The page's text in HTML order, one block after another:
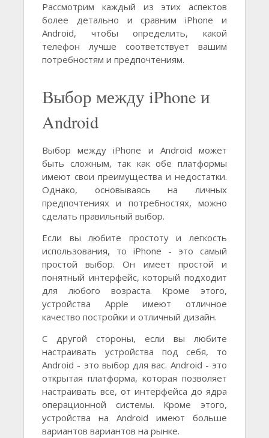
Рассмотрим каждый из этих аспектов
более детально и сравним iPhone и
Android, чтобы определить, какой
телефон лучше соответствует вашим
потребностям и предпочтениям.
Выбор между iPhone и
Android
Выбор между iPhone и Android может
быть сложным, так как обе платформы
имеют свои преимущества и недостатки.
Однако, основываясь на личных
предпочтениях и потребностях, можно
сделать правильный выбор.
Если вы любите простоту и легкость
использования, то iPhone - это самый
простой выбор. Он имеет простой и
понятный интерфейс, который подходит
для любого возраста. Кроме этого,
устройства Apple имеют отличное
качество постройки и отличный дизайн.
С другой стороны, если вы любите
настраивать устройства под себя, то
Android - это выбор для вас. Android - это
открытая платформа, которая позволяет
настраивать все, от интерфейса до ядра
операционной системы. Кроме этого,
устройства на Android имеют больше
вариантов вариантов на рынке.